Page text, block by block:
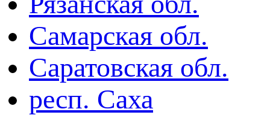
Самарская обл.
Саратовская обл.
респ. Саха